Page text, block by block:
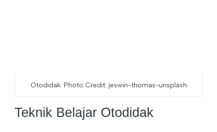
Otodidak. Photo Credit: jeswin-thomas-unsplash
Teknik Belajar Otodidak